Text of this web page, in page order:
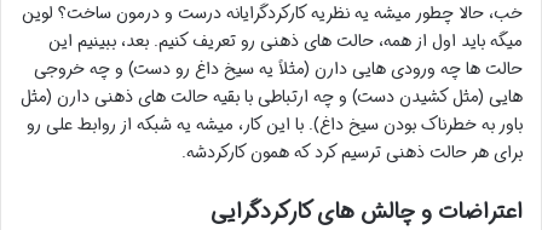
خب، حالا چطور میشه یه نظریه کارکردگرایانه درست و درمون ساخت؟ لوین
میگه باید اول از همه، حالت های ذهنی رو تعریف کنیم. بعد، ببینیم این
حالت ها چه ورودی هایی دارن (مثلاً یه سیخ داغ رو دست) و چه خروجی
هایی (مثل کشیدن دست) و چه ارتباطی با بقیه حالت های ذهنی دارن (مثل
باور به خطرناک بودن سیخ داغ). با این کار، میشه یه شبکه از روابط علی رو
برای هر حالت ذهنی ترسیم کرد که همون کارکردشه.
اعتراضات و چالش های کارکردگرایی